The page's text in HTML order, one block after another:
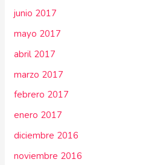
junio 2017
mayo 2017
abril 2017
marzo 2017
febrero 2017
enero 2017
diciembre 2016
noviembre 2016